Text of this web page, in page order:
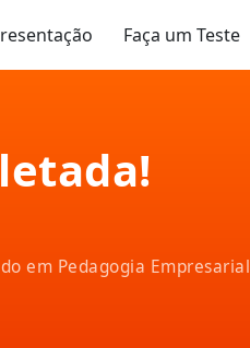
Faça um Teste
em Pedagogia Empresarial